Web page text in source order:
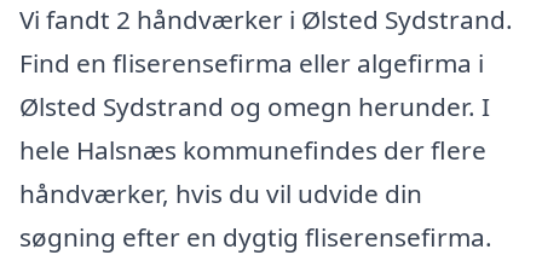
Vi fandt 2 håndværker i Ølsted Sydstrand.
Find en fliserensefirma eller algefirma i
Ølsted Sydstrand og omegn herunder. I
hele Halsnæs kommunefindes der flere
håndværker, hvis du vil udvide din
søgning efter en dygtig fliserensefirma.